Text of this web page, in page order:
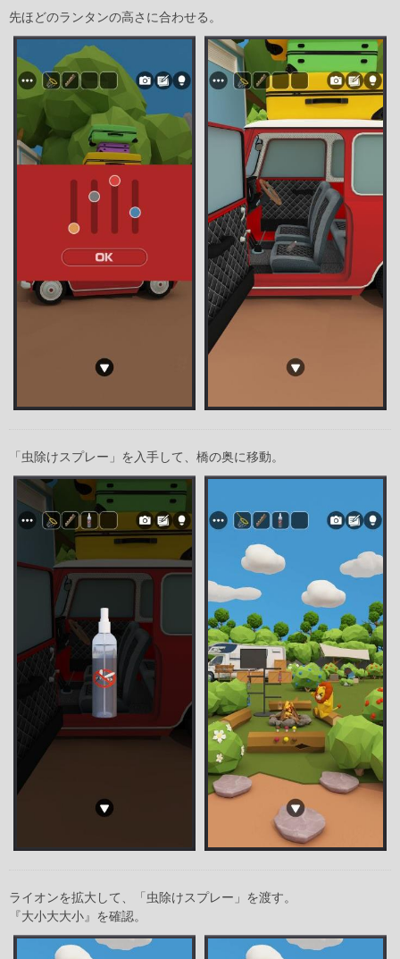
先ほどのランタンの高さに合わせる。
「虫除けスプレー」を入手して、橋の奥に移動。
ライオンを拡大して、「虫除けスプレー」を渡す。
『大小大大小』を確認。